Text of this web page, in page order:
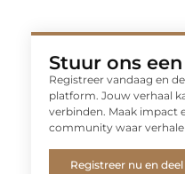
Stuur ons
Registreer vandaag en
platform. Jouw verhaal
verbinden. Maak impact
community waar
Registreer nu en